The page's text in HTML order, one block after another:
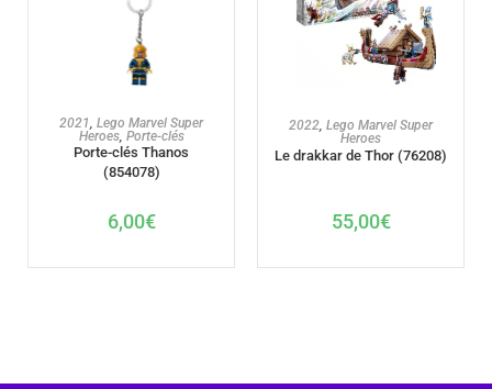
AJOUTER AU PANIER
2021 Lego Marvel Super
Heroes, Porte-clés
Porte-clés Thanos
(854078)
6,00€
AJOUTER AU PANIER
2022 Lego Marvel Super
Heroes
Le drakkar de Thor (76208)
55,00€